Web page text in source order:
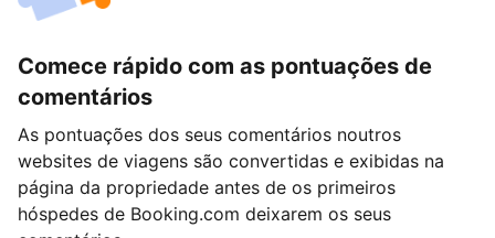
Comece rápido com as pontuações de
comentários
As pontuações dos seus comentários noutros
websites de viagens são convertidas e exibidas na
página da propriedade antes de os primeiros
hóspedes de Booking.com deixarem os seus